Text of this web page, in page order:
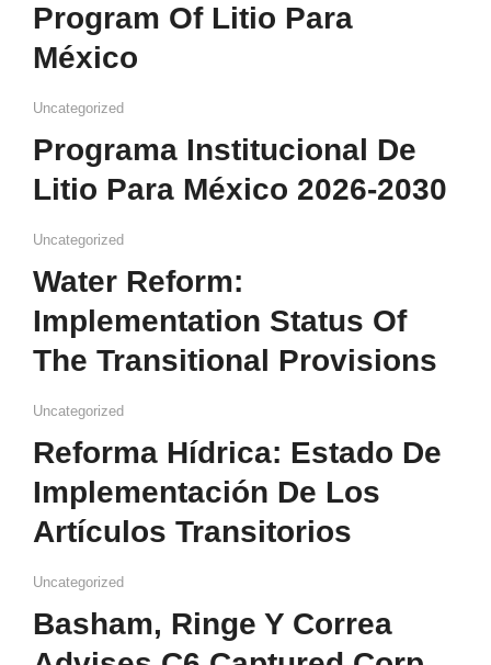
Program Of Litio Para
México
Uncategorized
Programa Institucional De
Litio Para México 2026-2030
Uncategorized
Water Reform:
Implementation Status Of
The Transitional Provisions
Uncategorized
Reforma Hídrica: Estado De
Implementación De Los
Artículos Transitorios
Uncategorized
Basham, Ringe Y Correa